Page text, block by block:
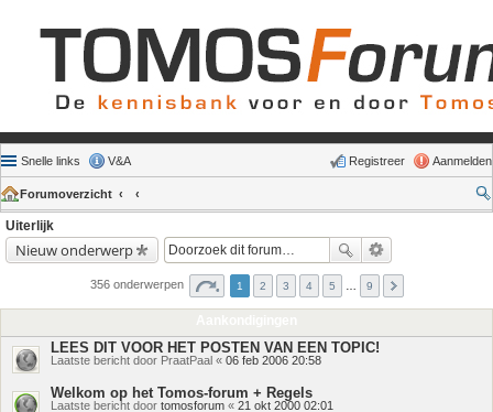
Snelle links V&A Aanmelden
Registreer
Forumoverzicht
Uiterlijk
Nieuw onderwerp
356 onderwerpen 1 2 3 4 5 9
LEES DIT VOOR HET POSTEN VAN EEN TOPIC!
Laatste bericht door PraatPaal « 06 feb 2006 20:58
Welkom op het Tomos-forum + Regels
Laatste bericht door tomosforum « 21 okt 2000 02:01